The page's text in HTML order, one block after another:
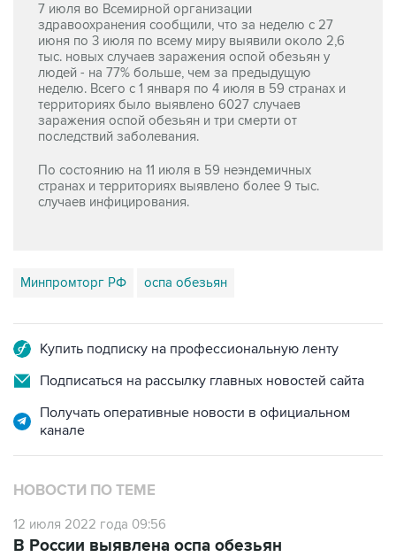
7 июля во Всемирной организации
здравоохранения сообщили, что за неделю с 27
июня по 3 июля по всему миру выявили около 2,6
тыс. новых случаев заражения оспой обезьян у
людей - на 77% больше, чем за предыдущую
неделю. Всего с 1 января по 4 июля в 59 странах и
территориях было выявлено 6027 случаев
заражения оспой обезьян и три смерти от
последствий заболевания.
По состоянию на 11 июля в 59 неэндемичных
странах и территориях выявлено более 9 тыс.
случаев инфицирования.
Минпромторг РФ оспа обезьян
Купить подписку на профессиональную ленту
Подписаться на рассылку главных новостей сайта
Получать оперативные новости в официальном
канале
НОВОСТИ ПО ТЕМЕ
12 июля 2022 года 09:56
В России выявлена оспа обезьян